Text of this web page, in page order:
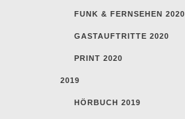
FUNK & FERNSEHEN 2020
GASTAUFTRITTE 2020
PRINT 2020
2019
HÖRBUCH 2019